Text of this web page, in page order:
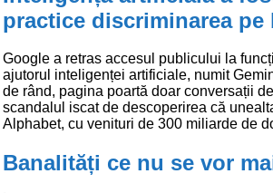
practice discriminarea pe
Google a retras accesul publicului la
ajutorul inteligenței artificiale, numit
de rând, pagina poartă doar conversații
scandalul iscat de descoperirea că
Alphabet, cu venituri de 300 miliarde de
Banalități ce nu se vor